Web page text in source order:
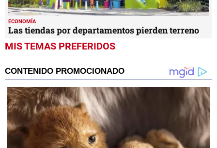
ECONOMÍA
Las tiendas por departamentos pierden terreno
MIS TEMAS PREFERIDOS